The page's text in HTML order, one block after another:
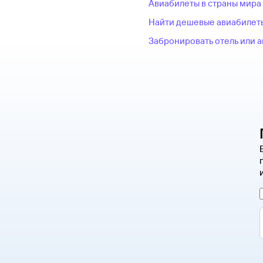
Авиабилеты в страны мира
Найти дешевые
Забронировать отель или